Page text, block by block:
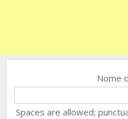
Nome
Spaces are allowed;